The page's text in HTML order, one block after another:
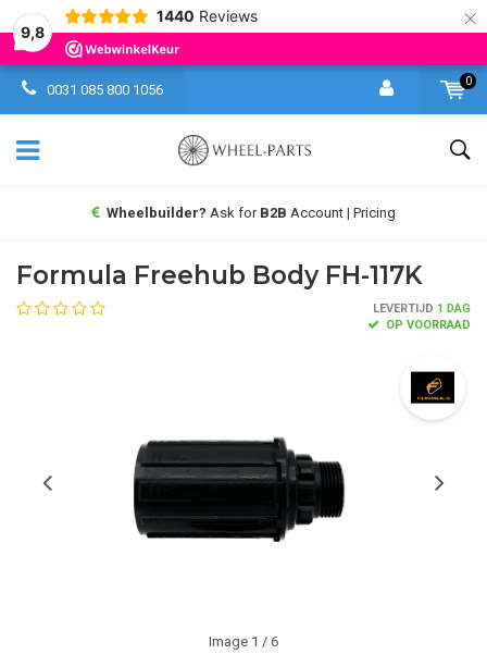
9,8
1440 Reviews ×
0031 085 800 1056
0
Wheelbuilder? Ask for B2B Account | Pricing
Formula Freehub Body FH-117K
LEVERTIJD 1 DAG
OP VOORRAAD
Image 1 / 6